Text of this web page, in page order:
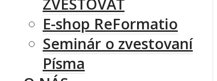
ZVESTOVAŤ
E-shop ReFormatio
Seminár o zvestovaní
Písma